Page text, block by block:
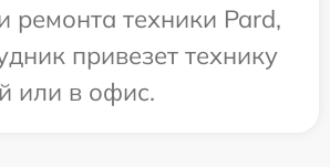
ремонта техники Pard,
привезет технику
или в офис.